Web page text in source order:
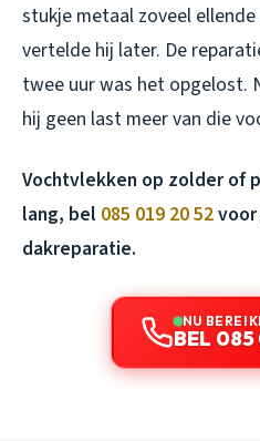
stukje metaal zoveel ellende
vertelde hij later. De
twee uur was het opgelost.
hij geen last meer van die
Vochtvlekken op zolder of
lang, bel 085 019 20 52
dakreparatie.
NU
BEL